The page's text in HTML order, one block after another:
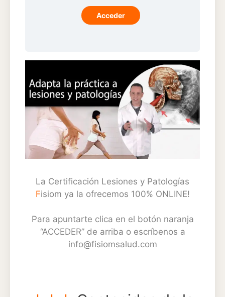
Acceder
La Certificación Lesiones y Patologías
Fisiom ya la ofrecemos 100% ONLINE!
Para apuntarte clica en el botón naranja
“ACCEDER” de arriba o escríbenos a
info@fisiomsalud.com